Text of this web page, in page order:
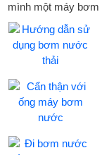
mình một máy